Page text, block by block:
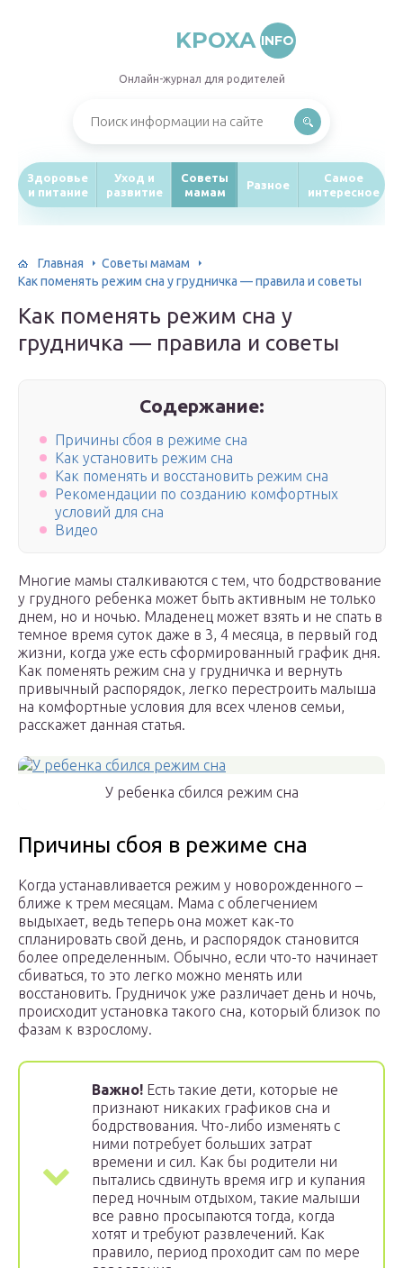
KPOXA INFO
Онлайн-журнал для родителей
Здоровье
и питание
Уход и
развитие
Советы
мамам
Разное
Самое
интересное
Главная
Советы мамам
Как поменять режим сна у грудничка — правила и советы
Как поменять режим сна у
грудничка — правила и советы
Содержание:
Причины сбоя в режиме сна
Как установить режим сна
Как поменять и восстановить режим сна
Рекомендации по созданию комфортных
условий для сна
Видео
Многие мамы сталкиваются с тем, что бодрствование
у грудного ребенка может быть активным не только
днем, но и ночью. Младенец может взять и не спать в
темное время суток даже в 3, 4 месяца, в первый год
жизни, когда уже есть сформированный график дня.
Как поменять режим сна у грудничка и вернуть
привычный распорядок, легко перестроить малыша
на комфортные условия для всех членов семьи,
расскажет данная статья.
У ребенка сбился режим сна
Причины сбоя в режиме сна
Когда устанавливается режим у новорожденного –
ближе к трем месяцам. Мама с облегчением
выдыхает, ведь теперь она может как-то
спланировать свой день, и распорядок становится
более определенным. Обычно, если что-то начинает
сбиваться, то это легко можно менять или
восстановить. Грудничок уже различает день и ночь,
происходит установка такого сна, который близок по
фазам к взрослому.
Важно! Есть такие дети, которые не
признают никаких графиков сна и
бодрствования. Что-либо изменять с
ними потребует больших затрат
времени и сил. Как бы родители ни
пытались сдвинуть время игр и купания
перед ночным отдыхом, такие малыши
все равно просыпаются тогда, когда
хотят и требуют развлечений. Как
правило, период проходит сам по мере